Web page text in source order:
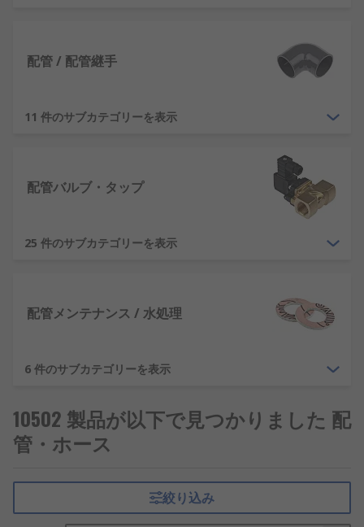
HVAC (暖房、換気、空調)
用されます。こうした製品には、ラジエータ、温水
器、セントラルヒーティングポンプ、プロセスポン
メンテナンス
配管システムにはメンテナンスが不可欠です。シス
テムの寿命を延ばすだけでなく、コストのかさむ修
トを使用することで、パイプや装置の寿命を延ばす
ことができます。
シーラント
す。シーラントは、パイプの接合部からの漏れを防
ぐために使用します。
アクセサリ
配管システムには多数のアクセサリを統合すること
配管 / 配管継手
11 件のサブカテゴリーを表示
配管バルブ・タップ
25 件のサブカテゴリーを表示
配管メンテナンス / 水処理
6 件のサブカテゴリーを表示
10502 製品が以下で見つかりました 配
管・ホース
絞り込み